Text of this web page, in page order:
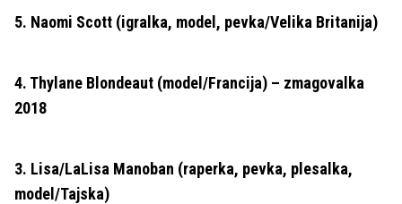
5. Naomi Scott (igralka, model, pevka/Velika Britanija)
4. Thylane Blondeaut (model/Francija) – zmagovalka
2018
3. Lisa/LaLisa Manoban (raperka, pevka, plesalka,
model/Tajska)